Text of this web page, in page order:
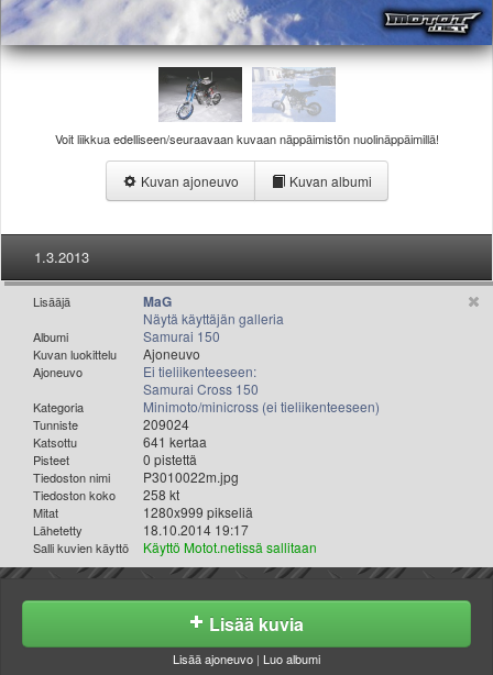
MP13 kuvia
ACS 2015 kuvia
Lisää uusi tapahtuma
Valitse paikkakunta
Helsingin sää
Tampereen sää
Oulun sää
Kuopion sää
Rovaniemen sää
MUUT
VIP-jäsenyys
Paidat ja vaatteet
Suunnittele oma paita
Mainostus
Palaute
Kevytversio
Voit liikkua edelliseen/seuraavaan kuvaan näppäimistön nuolinäppäimillä!
Kuvan ajoneuvo Kuvan albumi
1.3.2013
Lisääjä MaG
Näytä käyttäjän galleria
Albumi Samurai 150
Kuvan luokittelu Ajoneuvo
Ajoneuvo
Ei tieliikenteeseen:
Samurai Cross 150
Kategoria Minimoto/minicross (ei tieliikenteeseen)
Tunniste 209024
Katsottu 641 kertaa
Pisteet 0 pistettä
Tiedoston nimi P3010022m.jpg
Tiedoston koko 258 kt
Mitat 1280x999 pikseliä
Lähetetty 18.10.2014 19:17
Salli kuvien käyttö Käyttö Motot.netissä sallitaan
Lisää kuvia
Lisää ajoneuvo | Luo albumi